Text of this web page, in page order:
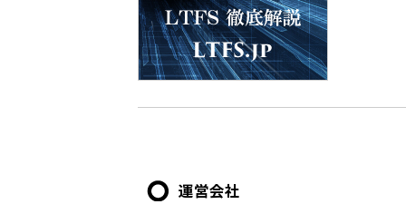
運営会社